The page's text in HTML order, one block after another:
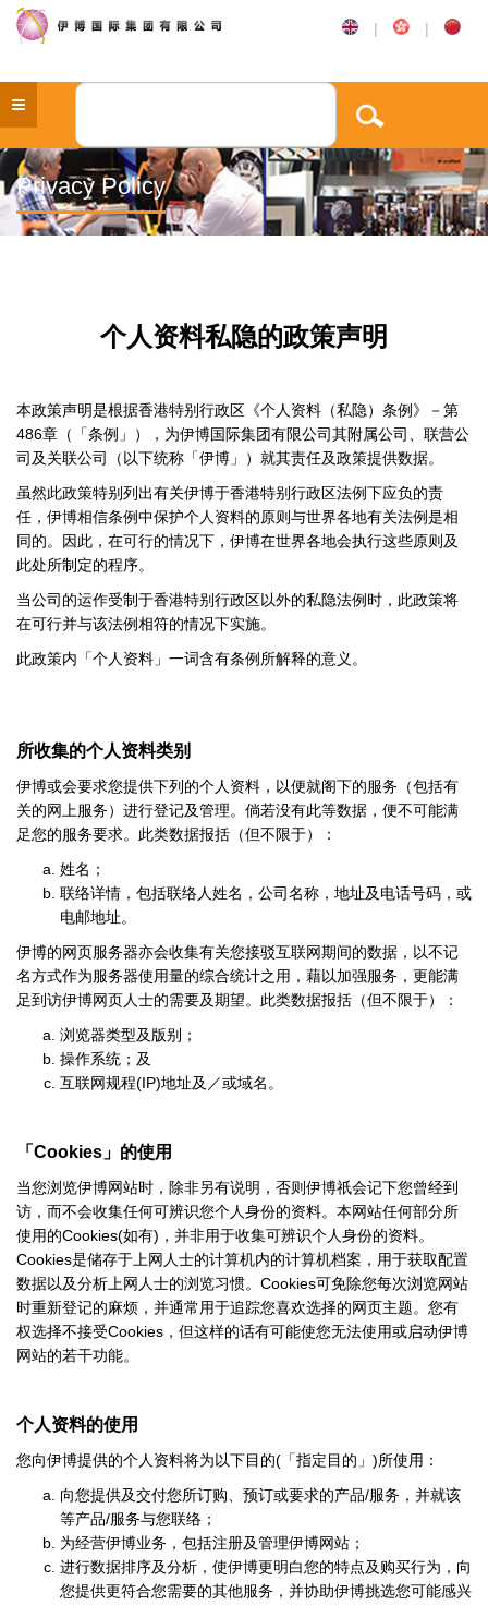
| |
Privacy Policy
个人资料私隐的政策声明
本政策声明是根据香港特别行政区《个人资料（私隐）条例》－第
486章（「条例」），为伊博国际集团有限公司其附属公司、联营公
司及关联公司（以下统称「伊博」）就其责任及政策提供数据。
虽然此政策特别列出有关伊博于香港特别行政区法例下应负的责
任，伊博相信条例中保护个人资料的原则与世界各地有关法例是相
同的。因此，在可行的情况下，伊博在世界各地会执行这些原则及
此处所制定的程序。
当公司的运作受制于香港特别行政区以外的私隐法例时，此政策将
在可行并与该法例相符的情况下实施。
此政策内「个人资料」一词含有条例所解释的意义。
所收集的个人资料类别
伊博或会要求您提供下列的个人资料，以便就阁下的服务（包括有
关的网上服务）进行登记及管理。倘若没有此等数据，便不可能满
足您的服务要求。此类数据报括（但不限于）：
姓名；
联络详情，包括联络人姓名，公司名称，地址及电话号码，或
电邮地址。
伊博的网页服务器亦会收集有关您接驳互联网期间的数据，以不记
名方式作为服务器使用量的综合统计之用，藉以加强服务，更能满
足到访伊博网页人士的需要及期望。此类数据报括（但不限于）：
浏览器类型及版别；
操作系统；及
互联网规程(IP)地址及／或域名。
「 Cookies 」的使用
当您浏览伊博网站时，除非另有说明，否则伊博祇会记下您曾经到
访，而不会收集任何可辨识您个人身份的资料。本网站任何部分所
使用的Cookies(如有) ，并非用于收集可辨识个人身份的资料。
Cookies是储存于上网人士的计算机内的计算机档案，用于获取配置
数据以及分析上网人士的浏览习惯。 Cookies可免除您每次浏览网站
时重新登记的麻烦，并通常用于追踪您喜欢选择的网页主题。您有
权选择不接受Cookies ，但这样的话有可能使您无法使用或启动伊博
网站的若干功能。
个人资料的使用
您向伊博提供的个人资料将为以下目的( 「指定目的」 )所使用：
向您提供及交付您所订购、预订或要求的产品/服务，并就该
等产品/服务与您联络；
为经营伊博业务，包括注册及管理伊博网站；
进行数据排序及分析，使伊博更明白您的特点及购买行为，向
您提供更符合您需要的其他服务，并协助伊博挑选您可能感兴